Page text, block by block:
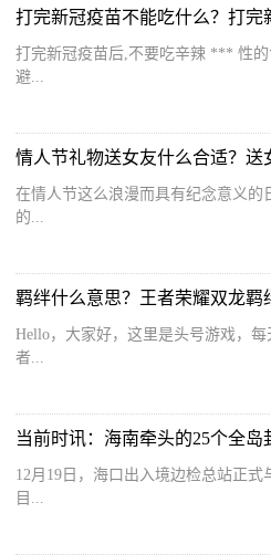
打完新冠疫苗不能吃什么？打完
打完新冠疫苗后,不要吃辛辣 *** 性
避...
情人节礼物送女友什么合适？送
在情人节这么浪漫而具有纪念意义的
的...
羁绊什么意思？王者荣耀双龙羁
Hello，大家好，这里是头号游戏，
者...
当前时讯：海南牵头的25个全
12月19日，海口出入境边检总站正
目...